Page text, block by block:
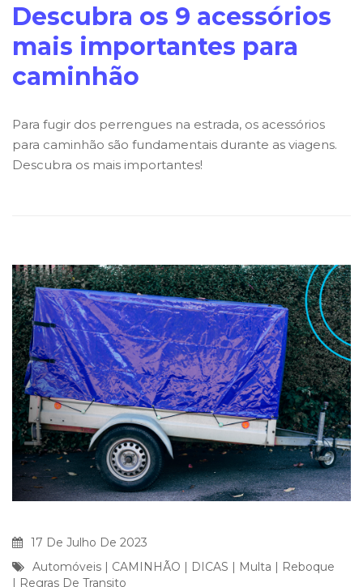
Descubra os 9 acessórios
mais importantes para
caminhão
Para fugir dos perrengues na estrada, os acessórios
para caminhão são fundamentais durante as viagens.
Descubra os mais importantes!
17 De Julho De 2023
Automóveis
CAMINHÃO DICAS Multa
Reboque
Regras De Transito